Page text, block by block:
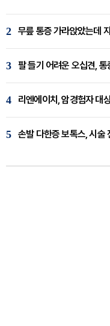
2
3
4 리엔에이치, 암경험자 대
5